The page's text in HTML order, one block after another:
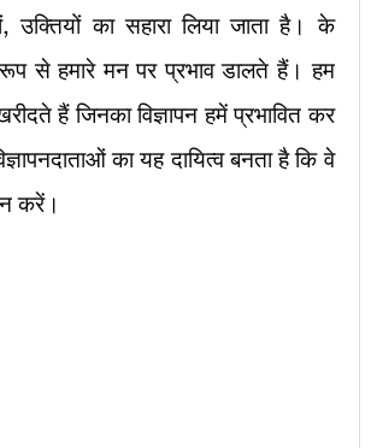
उक्तियों का सहारा लिया जाता है। के
रूप से हमारे मन पर प्रभाव डालते हैं। हम
हैं जिनका विज्ञापन हमें प्रभावित कर
का यह दायित्व बनता है कि वे
करें।